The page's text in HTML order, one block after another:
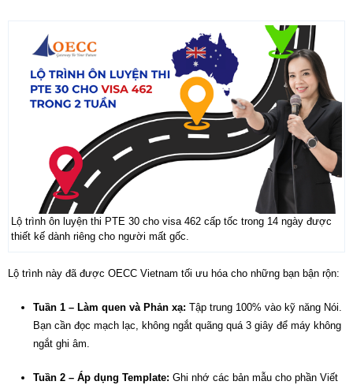
Lộ trình ôn luyện thi PTE 30 cho visa 462 cấp tốc trong 14 ngày được
thiết kế dành riêng cho người mất gốc.
Lộ trình này đã được OECC Vietnam tối ưu hóa cho những bạn bận rộn:
Tuần 1 – Làm quen và Phản xạ: Tập trung 100% vào kỹ năng Nói.
Bạn cần đọc mạch lạc, không ngắt quãng quá 3 giây để máy không
ngắt ghi âm.
Tuần 2 – Áp dụng Template: Ghi nhớ các bản mẫu cho phần Viết